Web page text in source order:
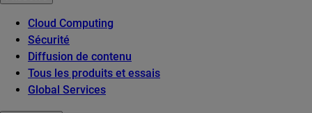
Cloud Computing
Sécurité
Diffusion de contenu
Tous les produits et essais
Global Services